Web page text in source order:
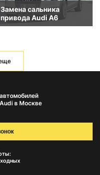
Замена сальника
привода Audi A6
в Москве